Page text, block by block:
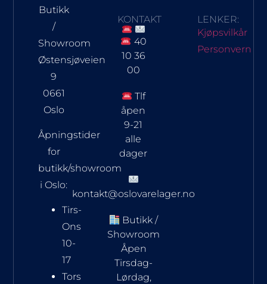
Butikk
/
Showroom
Østensjøveien
9
0661
Oslo
Åpningstider
for
butikk/showroom
i Oslo:
Tirs-
Ons
10-
17
Tors
KONTAKT
40
10 36
00
Tlf
åpen
9-21
alle
dager
kontakt@oslovarelager.no
Butikk /
Showroom
Åpen
Tirsdag-
Lørdag,
LENKER:
Kjøpsvilkår
Personvern